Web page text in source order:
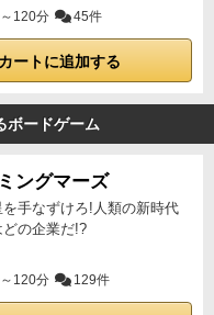
120分 45件
ートに追加する
ボードゲーム
ングマーズ
手なずけろ!人類の新時代
の企業だ!?
120分 129件